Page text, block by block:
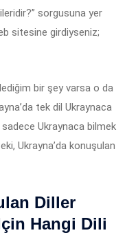
sorgusuna yer
sitesine girdiyseniz;
bir şey varsa o da
tek dil Ukraynaca
Ukraynaca bilmek
Ukrayna’da konuşulan
Diller
Hangi Dili